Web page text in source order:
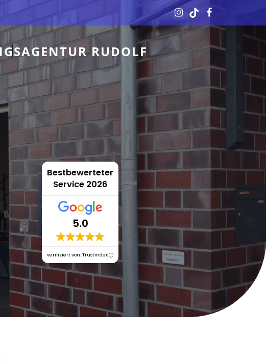
RUDOLF
Bestbewerteter
Service 2026
5.0
verifiziert von: Trustindex